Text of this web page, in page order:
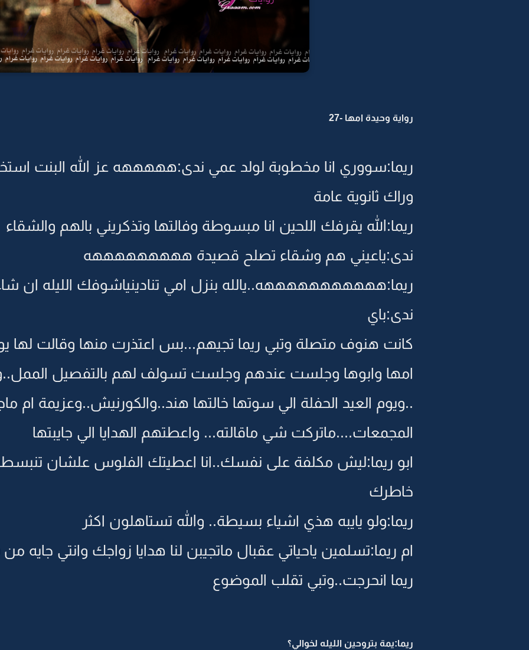
رواية وحيدة امها -27
ريما:سووري انا مخطوبة لولد عمي ندى:هههههه عز الله البنت
وراك ثانوية عامة
ريما:الله يقرفك اللحين انا مبسوطة وفالتها وتذكريني بالهم والشقاء
ندى:ياعيني هم وشقاء تصلح قصيدة هههههههههه
ريما:هههههههههههه..يالله بنزل امي تنادينياشوفك الليله ان شاء
ندى:باي
كانت هنوف متصلة وتبي ريما تجيهم...بس اعتذرت منها وقالت لها
امها وابوها وجلست عندهم وجلست تسولف لهم بالتفصيل
..ويوم العيد الحفلة الي سوتها خالتها هند..والكورنيش..وعزيمة ام
المجمعات....ماتركت شي ماقالته... واعطتهم الهدايا الي جايبتها
ابو ريما:ليش مكلفة على نفسك..انا اعطيتك الفلوس علشان
خاطرك
ريما:ولو يايبه هذي اشياء بسيطة.. والله تستاهلون اكثر
ام ريما:تسلمين ياحياتي عقبال ماتجيبن لنا هدايا زواجك وانتي
ريما انحرجت..وتبي تقلب الموضوع
ريما:يمة بتروحين الليله لخوالي؟